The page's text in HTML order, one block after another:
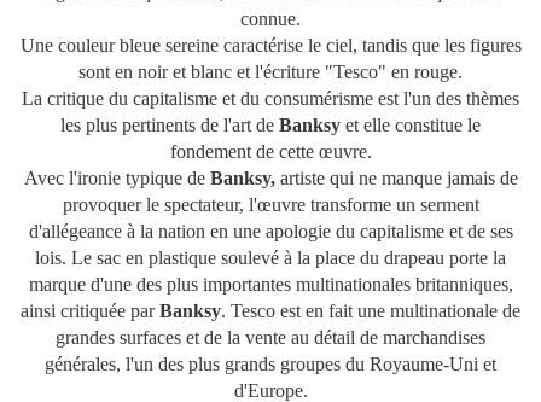
connue.
Une couleur bleue sereine caractérise le ciel, tandis que les figures
sont en noir et blanc et l'écriture "Tesco" en rouge.
La critique du capitalisme et du consumérisme est l'un des thèmes
les plus pertinents de l'art de Banksy et elle constitue le
fondement de cette œuvre.
Avec l'ironie typique de Banksy,artiste qui ne manque jamais de
provoquer le spectateur, l'œuvre transforme un serment
d'allégeance à la nation en une apologie du capitalisme et de ses
lois. Le sac en plastique soulevé à la place du drapeau porte la
marque d'une des plus importantes multinationales britanniques,
ainsi critiquée parBanksy. Tesco est en fait une multinationale de
grandes surfaces et de la vente au détail de marchandises
générales, l'un des plus grands groupes du Royaume-Uni et
d'Europe.